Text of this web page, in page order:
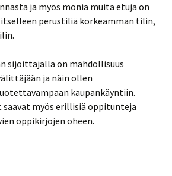
ja myös monia muita etuja on
perustiliä korkeamman tilin,
sijoittajalla on mahdollisuus
ja näin ollen
kaupankäyntiin.
myös erillisiä oppitunteja
oppikirjojen oheen.